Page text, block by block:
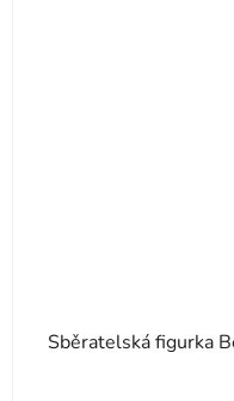
Sběratelská figurka